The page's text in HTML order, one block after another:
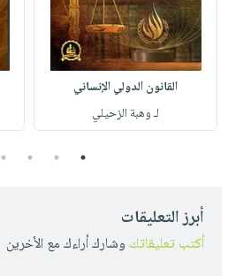
القانون الدولي الإنساني
لـ وهبة الزحيلي
1
2
3
4
أبرز التعليقات
أكتب تعليقاتك وشارك أراءك مع الأخرين